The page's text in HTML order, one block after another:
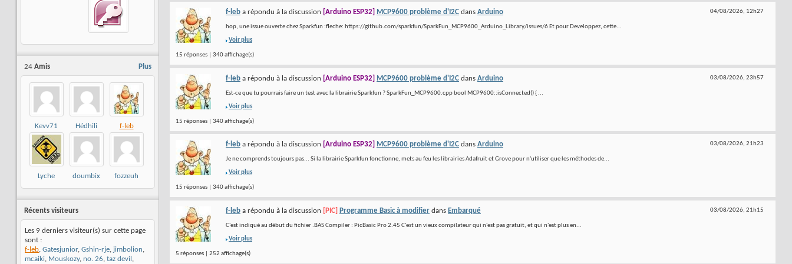
Plus
24 Amis
Kevv71
Hédhili
Jaïdane
f-leb
Lyche doumbix fozzeuh
Récents visiteurs
Les 9 derniers visiteur(s) sur cette page
sont :
f-leb, Gatesjunior, Gshin-rje, jimbolion,
mcaiki, Mouskozy, no. 26, taz devil ,
04/08/2026, 12h27
f-leb a répondu à la discussion [Arduino ESP32] MCP9600 problème d'I2C dans Arduino
hop, une issue ouverte chez Sparkfun :fleche: https://github.com/sparkfun/SparkFun_MCP9600_Arduino_Library/issues/6 Et pour Developpez, cette...
Voir plus
15 réponses | 340 affichage(s)
03/08/2026, 23h57
f-leb a répondu à la discussion [Arduino ESP32] MCP9600 problème d'I2C dans Arduino
Est-ce que tu pourrais faire un test avec la librairie Sparkfun ? SparkFun_MCP9600.cpp bool MCP9600::isConnected() { ...
Voir plus
15 réponses | 340 affichage(s)
03/08/2026, 21h23
f-leb a répondu à la discussion [Arduino ESP32] MCP9600 problème d'I2C dans Arduino
Je ne comprends toujours pas... Si la librairie Sparkfun fonctionne, mets au feu les librairies Adafruit et Grove pour n'utiliser que les méthodes de...
Voir plus
15 réponses | 340 affichage(s)
03/08/2026, 21h15
f-leb a répondu à la discussion [PIC] Programme Basic à modifier dans Embarqué
C'est indiqué au début du fichier .BAS Compiler : PicBasic Pro 2.45 C'est un vieux compilateur qui n'est pas gratuit, et qui n'est plus en...
Voir plus
5 réponses | 252 affichage(s)